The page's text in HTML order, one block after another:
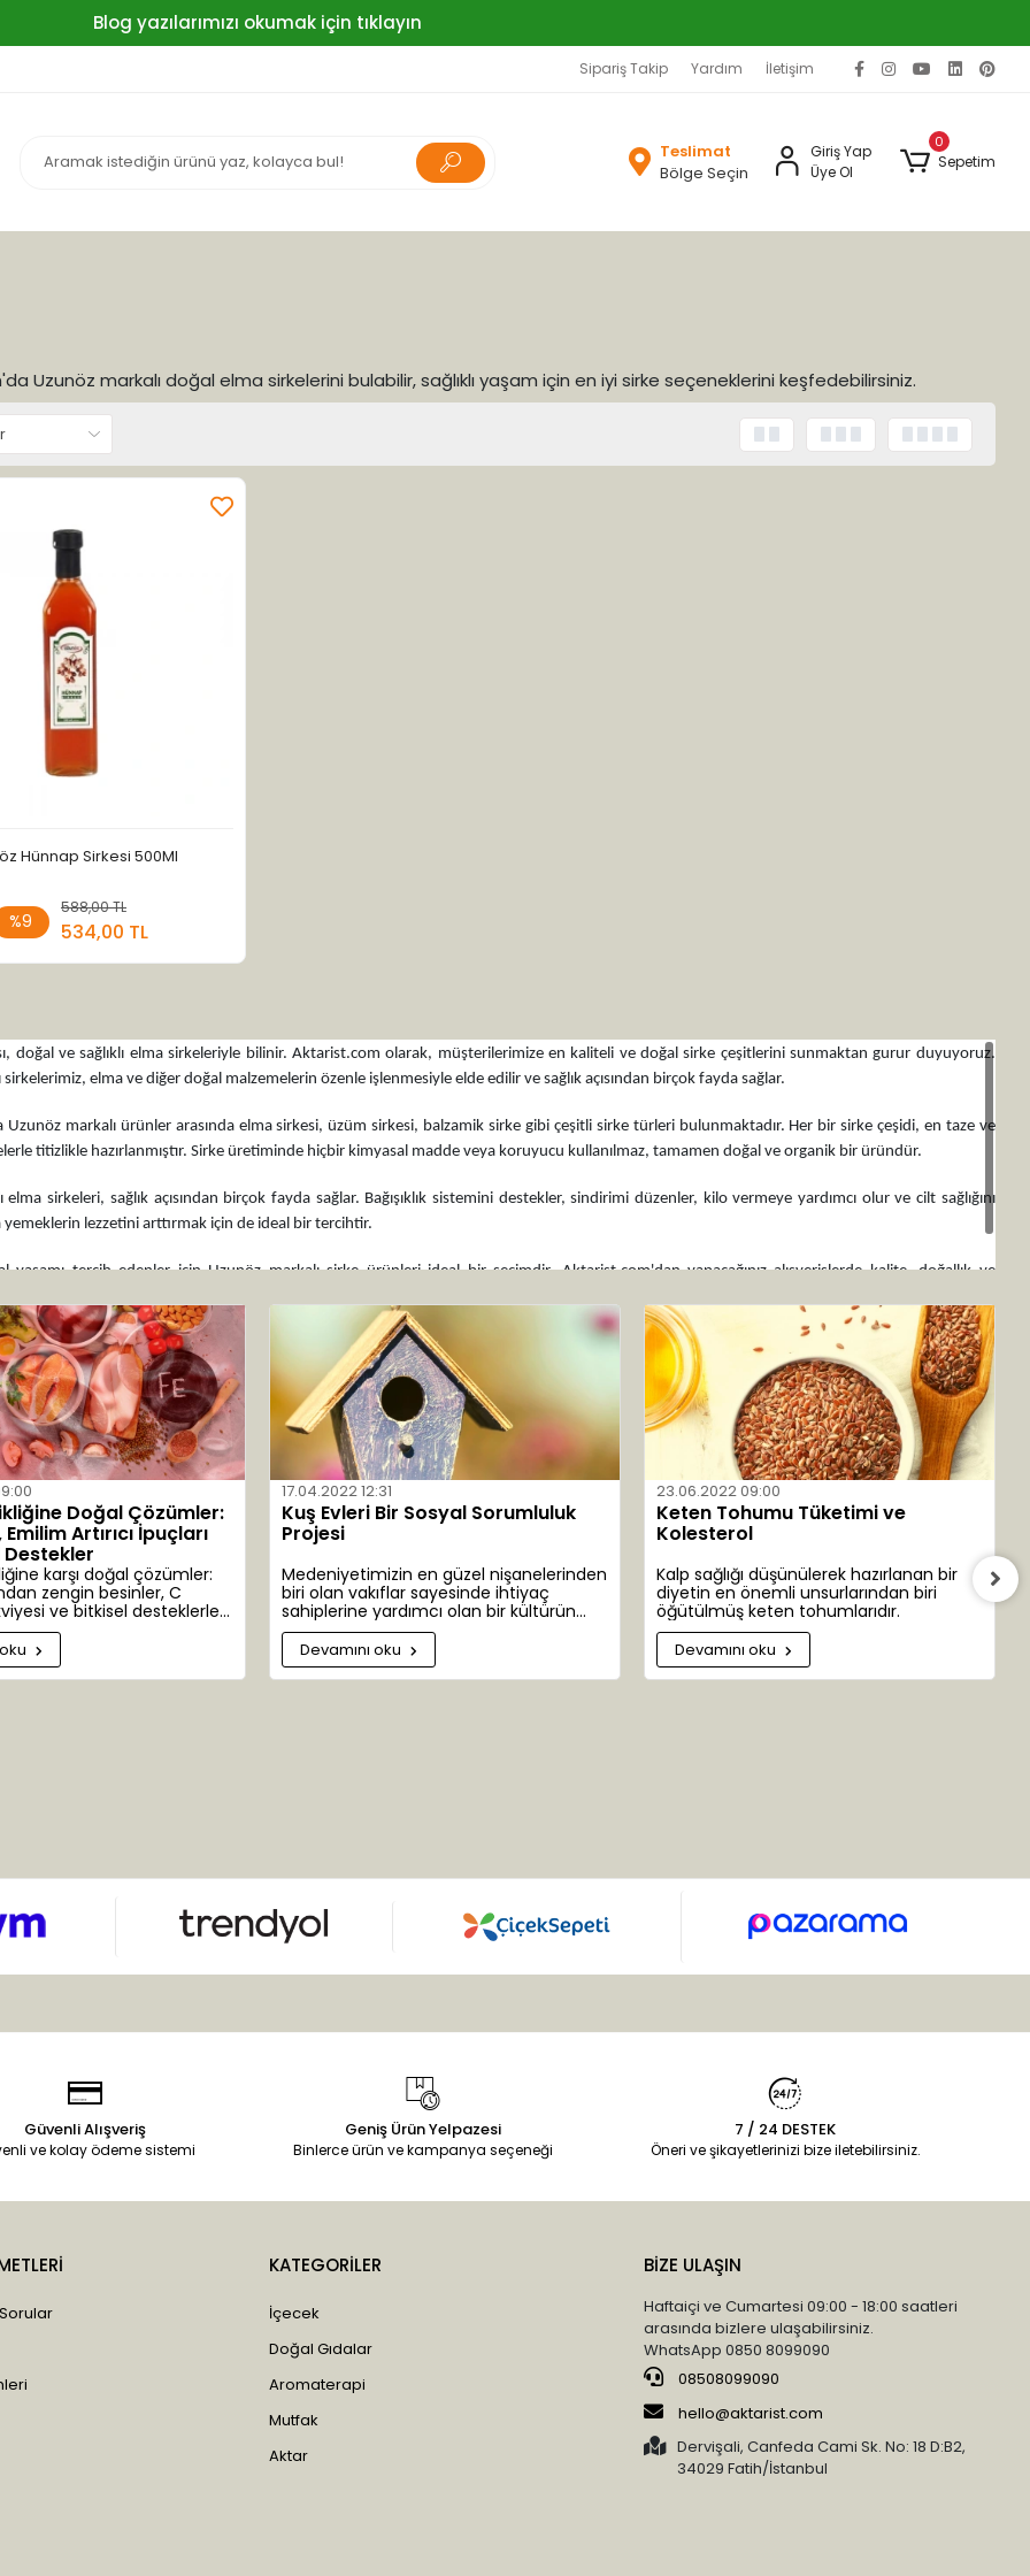
Blog yazılarımızı okumak için tıklayın
Sipariş Takip Yardım İletişim
Teslimat
Bölge Seçin
Giriş Yap
Üye Ol
0
Sepetim
Uzunöz markalı doğal elma sirkelerini bulabilir, sağlıklı yaşam için en iyi sirke seçeneklerini keşfedebilirsiniz.
Hünnap Sirkesi 500Ml
%9
588,00 TL
534,00 TL
Stokta Yok
doğal ve sağlıklı elma sirkeleriyle bilinir. Aktarist.com olarak, müşterilerimize en kaliteli ve doğal sirke çeşitlerini sunmaktan gurur duyuyoruz.
sirkelerimiz, elma ve diğer doğal malzemelerin özenle işlenmesiyle elde edilir ve sağlık açısından birçok fayda sağlar.
markalı ürünler arasında elma sirkesi, üzüm sirkesi, balzamik sirke gibi çeşitli sirke türleri bulunmaktadır. Her bir sirke çeşidi, en taze ve
titizlikle hazırlanmıştır. Sirke üretiminde hiçbir kimyasal madde veya koruyucu kullanılmaz, tamamen doğal ve organik bir üründür.
elma sirkeleri, sağlık açısından birçok fayda sağlar. Bağışıklık sistemini destekler, sindirimi düzenler, kilo vermeye yardımcı olur ve cilt sağlığını
yemeklerin lezzetini arttırmak için de ideal bir tercihtir.
yaşamı tercih edenler için Uzunöz markalı sirke ürünleri ideal bir seçimdir. Aktarist.com'dan yapacağınız alışverişlerde kalite, doğallık ve
Doğal Çözümler:
Artırıcı İpuçları
karşı doğal çözümler:
zengin besinler, C
ve bitkisel desteklerle
17.04.2022 12:31
Kuş Evleri Bir Sosyal Sorumluluk
Projesi
Medeniyetimizin en güzel nişanelerinden
biri olan vakıflar sayesinde ihtiyaç
sahiplerine yardımcı olan bir kültürün
emanetçisiyiz. İhtiyaç sahibi bazen insan
bazen bitki bazen de hayvanlar
olabilmektedir. Bazen de dünyamızın ta
kendisi.
Devamını oku
23.06.2022 09:00
Keten Tohumu Tüketimi ve
Kolesterol
Kalp sağlığı düşünülerek hazırlanan bir
diyetin en önemli unsurlarından biri
öğütülmüş keten tohumlarıdır.
Devamını oku
Güvenli Alışveriş
ve kolay ödeme sistemi
Geniş Ürün Yelpazesi
Binlerce ürün ve kampanya seçeneği
7 / 24 DESTEK
Öneri ve şikayetlerinizi bize iletebilirsiniz.
KATEGORİLER
İçecek
Doğal Gıdalar
Aromaterapi
Mutfak
Aktar
BİZE ULAŞIN
Haftaiçi ve Cumartesi 09:00 - 18:00 saatleri
arasında bizlere ulaşabilirsiniz.
WhatsApp 0850 8099090
08508099090
hello@aktarist.com
Dervişali, Canfeda Cami Sk. No: 18 D:B2,
34029 Fatih/İstanbul